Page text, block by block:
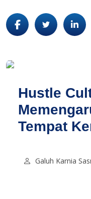
Hustle
Tempat
Galuh Karnia